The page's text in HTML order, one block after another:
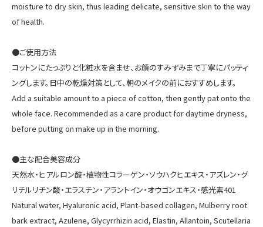
ホーム
商品一覧
お問い合わせ
カートを見る
moisture to dry skin, thus leading delicate, sensitive skin to the way
of health.
●ご使用方法
コットンにたっぷりと化粧水を含ませ、お顔のすみずみまで丁寧にパッティ
ングします。日中の乾燥対策として、朝のメイクの前におすすめします。
Add a suitable amount to a piece of cotton, then gently pat onto the
whole face. Recommended as a care product for daytime dryness,
before putting on make up in the morning.
●主な配合美容成分
天然水・ヒアルロン酸・植物性コラーゲン・ソウハクヒエキス・アズレン・グ
リチルリチン酸・エラスチン・アラントイン・オウゴンエキス・感光素401
Natural water, Hyaluronic acid, Plant-based collagen, Mulberry root
bark extract, Azulene, Glycyrrhizin acid, Elastin, Allantoin, Scutellaria